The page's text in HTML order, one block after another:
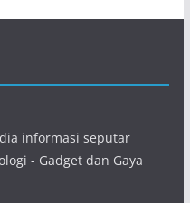
informasi seputar
- Gadget dan Gaya